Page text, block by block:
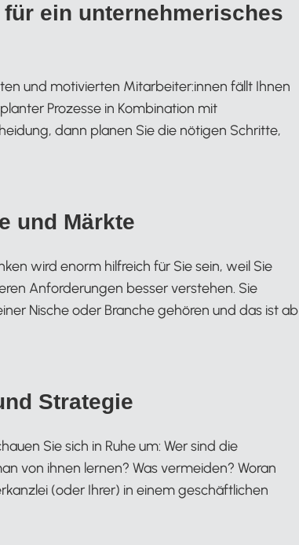
ein unternehmerisches
und motivierten Mitarbeiter:innen fällt Ihnen
Prozesse in Kombination mit
dann planen Sie die nötigen Schritte,
und Märkte
wird enorm hilfreich für Sie sein, weil Sie
Anforderungen besser verstehen. Sie
Nische oder Branche gehören und das ist ab
Strategie
Sie sich in Ruhe um: Wer sind die
von ihnen lernen? Was vermeiden? Woran
(oder Ihrer) in einem geschäftlichen